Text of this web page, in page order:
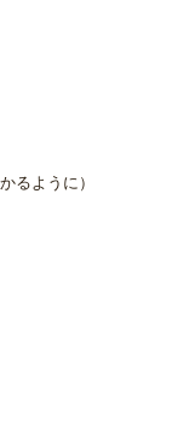
ト
る具体策
るように）